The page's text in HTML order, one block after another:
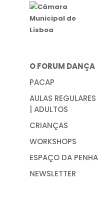
O FORUM DANÇA
PACAP
AULAS REGULARES
| ADULTOS
CRIANÇAS
WORKSHOPS
ESPAÇO DA PENHA
NEWSLETTER